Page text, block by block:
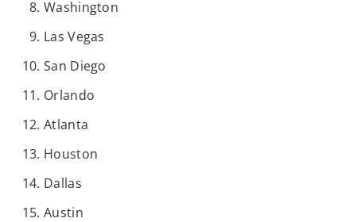
Washington
Las Vegas
San Diego
Orlando
Atlanta
Houston
Dallas
Austin